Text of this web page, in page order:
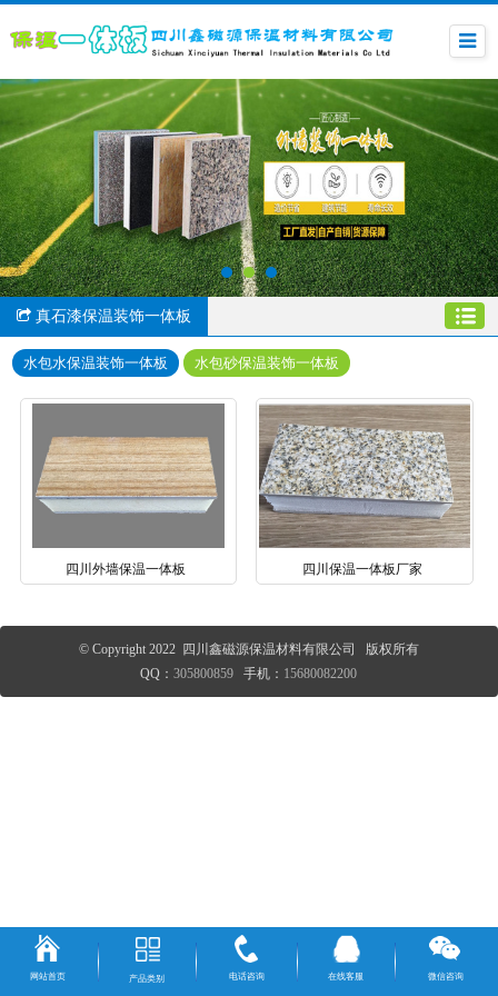
真石漆保温装饰一体板
水包水保温装饰一体板 水包砂保温装饰一体板
四川外墙保温一体板 四川保温一体板厂家
© Copyright 2022 四川鑫磁源保温材料有限公司 版权所有
QQ：305800859 手机： 15680082200
网站首页 产品类别 电话咨询 在线客服 微信咨询